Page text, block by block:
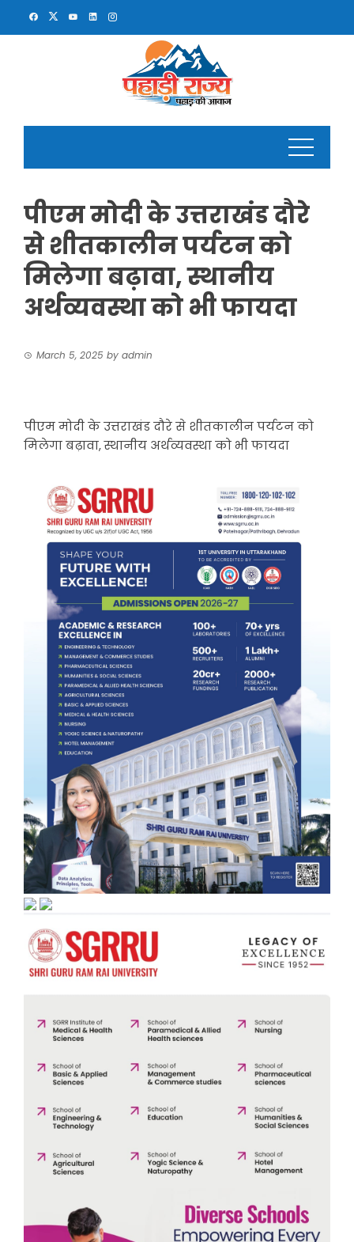
पीएम मोदी के उत्तराखंड दौरे
से शीतकालीन पर्यटन को
मिलेगा बढ़ावा, स्थानीय
अर्थव्यवस्था को भी फायदा
March 5, 2025 by admin
पीएम मोदी के उत्तराखंड दौरे से शीतकालीन पर्यटन को
मिलेगा बढ़ावा, स्थानीय अर्थव्यवस्था को भी फायदा